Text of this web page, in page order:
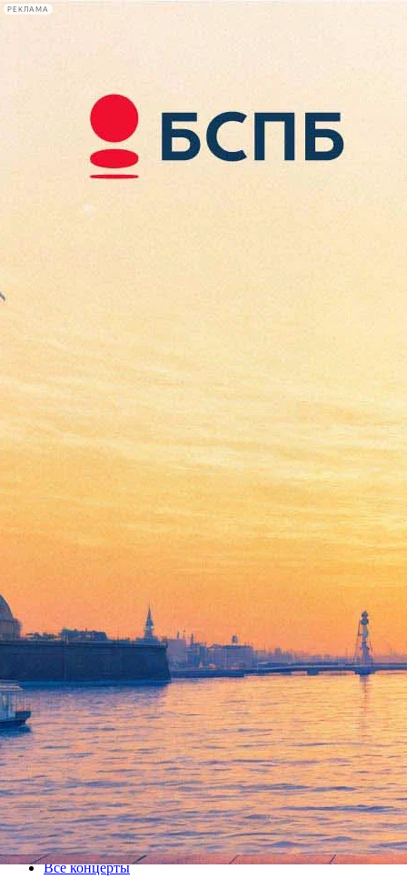
РЕКЛАМА
Сегодня:
2026.08.09
04:49
Афиша Plus
Закрывается Конкурс
молодых оперных певцов
07 сентября 2011, среда,19.00
Версия для печати
Все концерты